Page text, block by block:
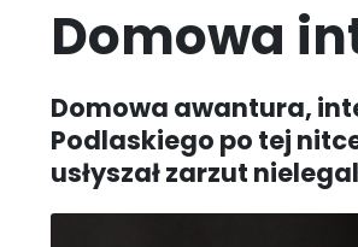
Domowa
Domowa awantura,
Podlaskiego po tej
usłyszał zarzut